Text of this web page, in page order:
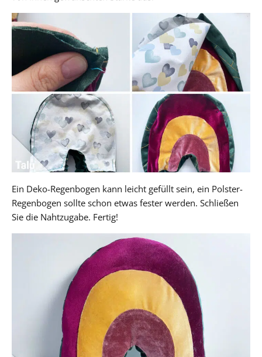
Ein Deko-Regenbogen kann leicht gefüllt sein, ein Polster-
Regenbogen sollte schon etwas fester werden. Schließen
Sie die Nahtzugabe. Fertig!